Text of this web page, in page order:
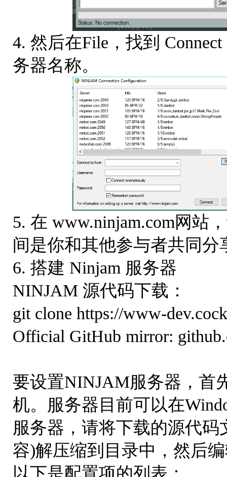
4. 然后在File，找到
务器名称。
5. 在 www.ninjam.com网站
间是你和其他参与者共同
6. 搭建 Ninjam 服务器
NINJAM 源代码下载：
git clone https://www-
Official GitHub mirror:
要设置NINJAM服务器，首
机。服务器目前可以在
服务器，请将下载的源代码
容)解压缩到目录中，然后
以下是配置项的列表：